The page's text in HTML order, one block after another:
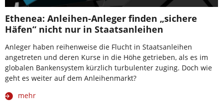
Ethenea: Anleihen-Anleger finden „sichere
Häfen“ nicht nur in Staatsanleihen
Anleger haben reihenweise die Flucht in Staatsanleihen
angetreten und deren Kurse in die Höhe getrieben, als es im
globalen Bankensystem kürzlich turbulenter zuging. Doch wie
geht es weiter auf dem Anleihenmarkt?
mehr